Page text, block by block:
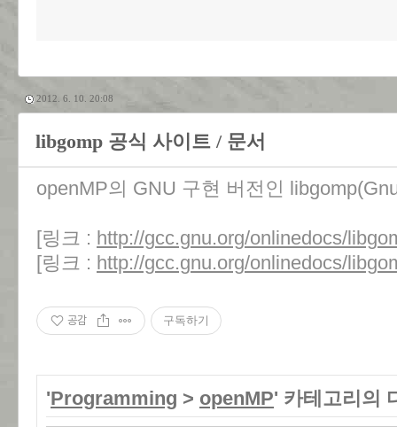
2012. 6. 10. 20:08
libgomp 공식 사이트 / 문서
openMP의 GNU 구현 버전인
[링크 : http://gcc.gnu.org/onlinedocs/
[링크 : http://gcc.gnu.org/onlinedocs/
공감 구독하기
'Programming > openMP' 카테고리의